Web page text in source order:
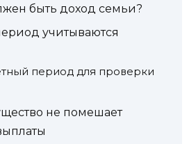
быть доход семьи?
учитываются
период для проверки
не помешает